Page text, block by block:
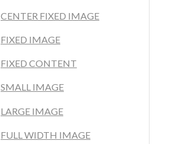
CENTER FIXED IMAGE
FIXED IMAGE
FIXED CONTENT
SMALL IMAGE
LARGE IMAGE
FULL WIDTH IMAGE